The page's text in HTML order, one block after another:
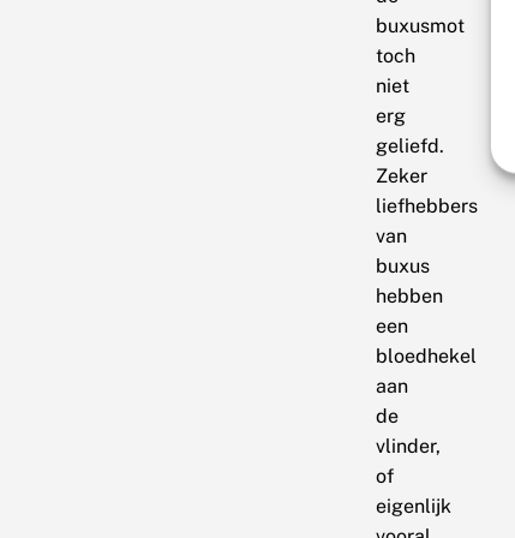
buxusmot
toch
niet
erg
geliefd.
Zeker
liefhebbers
van
buxus
hebben
een
bloedhekel
aan
de
vlinder,
of
eigenlijk